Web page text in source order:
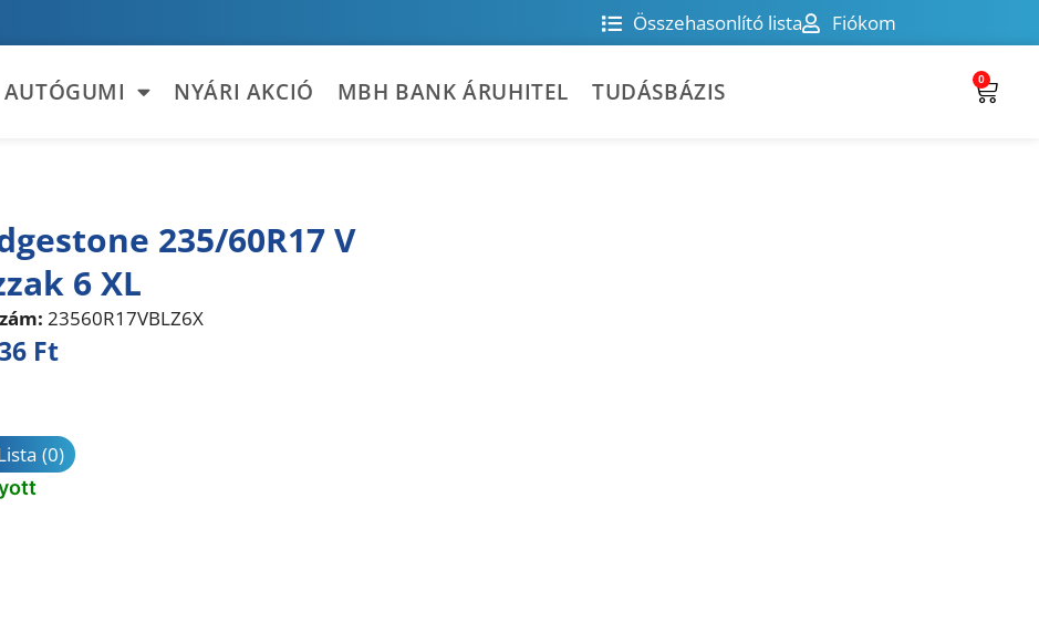
Összehasonlító lista Fiókom
AUTÓGUMI NYÁRI AKCIÓ MBH BANK ÁRUHITEL TUDÁSBÁZIS 0
235/60R17 V
6 XL
23560R17VBLZ6X
Ft
(0)